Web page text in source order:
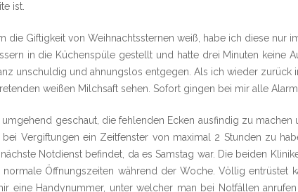
ist.
die Giftigkeit von Weihnachtssternen weiß, habe ich diese nur
in die Küchenspüle gestellt und hatte drei Minuten keine
unschuldig und ahnungslos entgegen. Als ich wieder zurück
weißen Milchsaft sehen. Sofort gingen bei mir alle
umgehend geschaut, die fehlenden Ecken ausfindig zu
bei Vergiftungen ein Zeitfenster von maximal 2 Stunden zu
Notdienst befindet, da es Samstag war. Die beiden
normale Öffnungszeiten während der Woche. Völlig entrüstet
eine Handynummer, unter welcher man bei Notfällen